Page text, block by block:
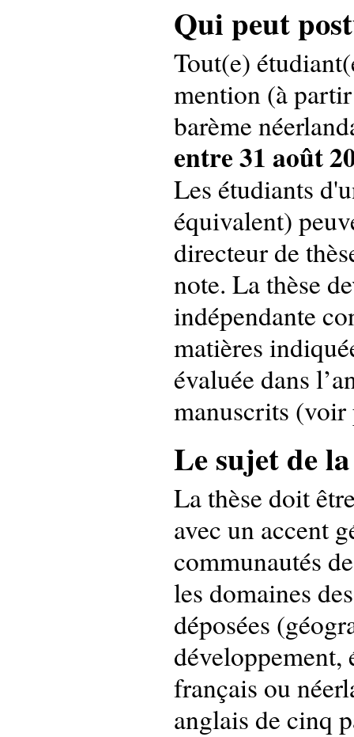
Qui peut
Tout(e)
mention (à
barème
entre 31 août
Les étudiants
équivalent)
directeur de
note. La thèse
indépendante
matières
évaluée dans
manuscrits
Le sujet de
La thèse doit
avec un accent
communautés
les domaines
déposées
français ou
anglais de cinq